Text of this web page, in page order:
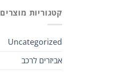
קטגוריות מוצרים
Uncategorized
אביזרים לרכב